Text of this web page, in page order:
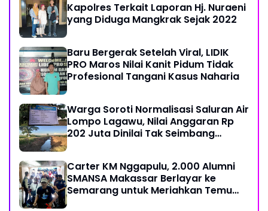
Kapolres Terkait Laporan Hj. Nuraeni
yang Diduga Mangkrak Sejak 2022
Baru Bergerak Setelah Viral, LIDIK
PRO Maros Nilai Kanit Pidum Tidak
Profesional Tangani Kasus Naharia
Warga Soroti Normalisasi Saluran Air
Lompo Lagawu, Nilai Anggaran Rp
202 Juta Dinilai Tak Seimbang
Carter KM Nggapulu, 2.000 Alumni
SMANSA Makassar Berlayar ke
Semarang untuk Meriahkan Temu